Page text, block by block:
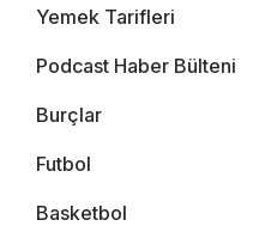
Yemek Tarifleri
Podcast Haber Bülteni
Burçlar
Futbol
Basketbol